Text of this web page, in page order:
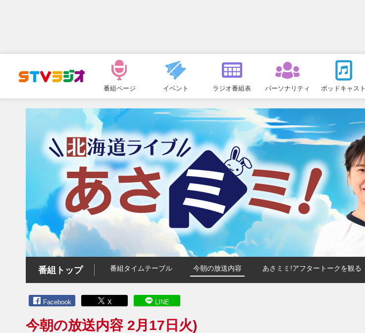
ュ
ー
番組ページ イベント ラジオ番組表 パーソナリティ ポッドキャスト
番組トップ 番組タイムテーブル 今朝の放送内容 あさミミ!アフタートークを観る
Facebook X LINE
今朝の放送内容 2月17日火)